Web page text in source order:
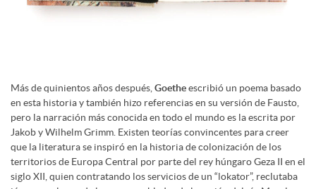
Más de quinientos años después, Goetheescribió un poema basado
en esta historia y también hizo referencias en su versión de Fausto,
pero la narración más conocida en todo el mundo es la escrita por
Jakob y Wilhelm Grimm. Existen teorías convincentes para creer
que la literatura se inspiró en la historia de colonización de los
territorios de Europa Central por parte del rey húngaro Geza II en el
siglo XII, quien contratando los servicios de un “lokator”, reclutaba